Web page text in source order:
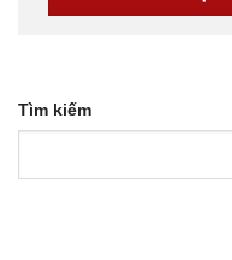
Tìm kiếm